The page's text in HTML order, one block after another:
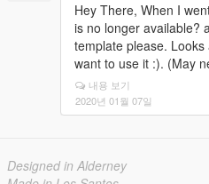
Hey There, When I
is no longer available?
template please.
want to use it :). (May
내용 보기
2020년 01월 07일
Designed in Alderney